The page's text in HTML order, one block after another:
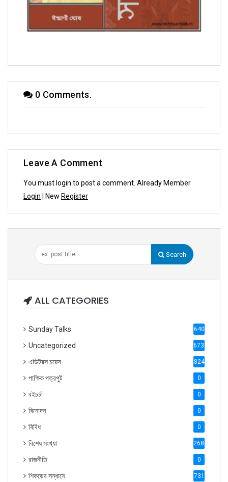
0 Comments.
Leave A Comment
You must login to post a comment. Already Member
Login | New Register
Search
ALL CATEGORIES
Sunday Talks 640
Uncategorized 6738
এডিটরস চয়েস 824
পাক্ষিক পত্রপুট 0
বইচর্চা 0
বিনোদন 0
বিবিধ 0
বিশেষ সংখ্যা 2686
রাজনীতি 0
শিকড়ের সন্ধানে 731